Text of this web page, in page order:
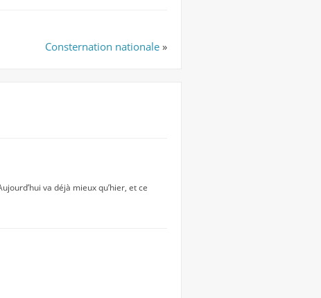
Consternation nationale »
va déjà mieux qu’hier, et ce